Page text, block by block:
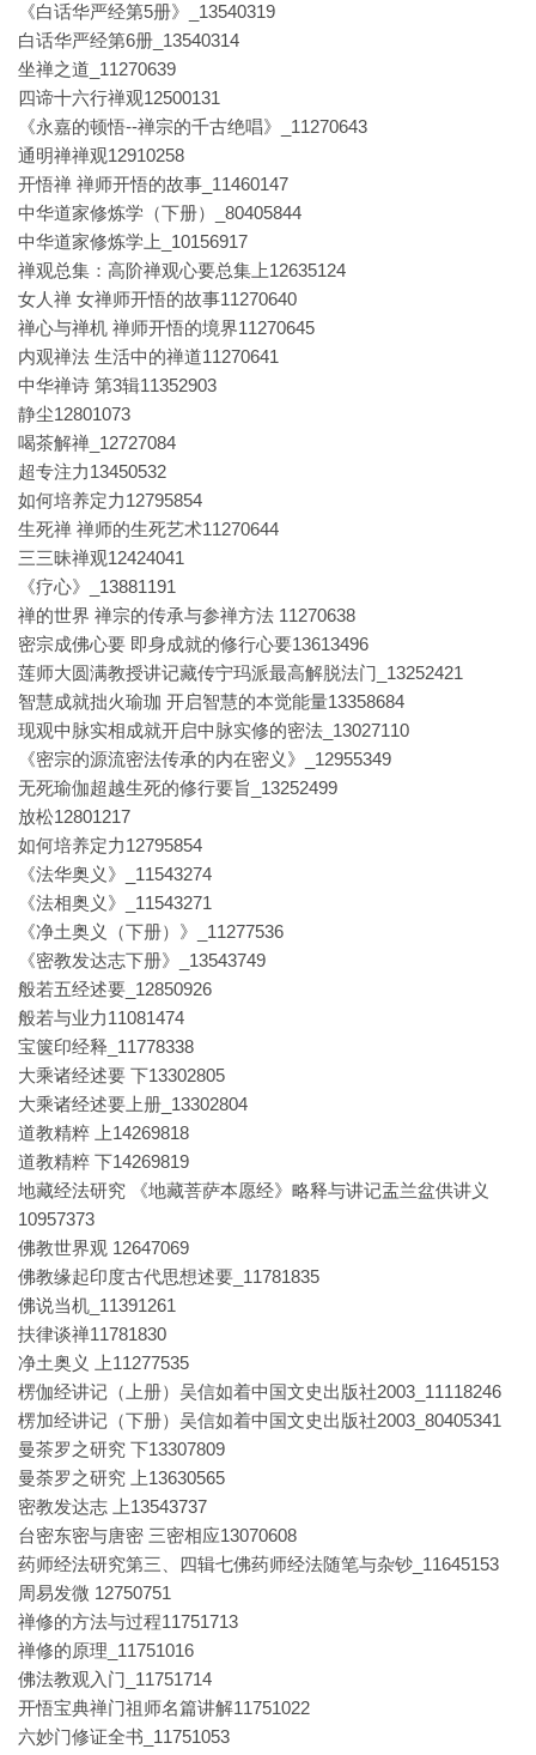
《白话华严经第5册》_13540319
白话华严经第6册_13540314
坐禅之道_11270639
四谛十六行禅观12500131
《永嘉的顿悟--禅宗的千古绝唱》_11270643
通明禅禅观12910258
开悟禅 禅师开悟的故事_11460147
中华道家修炼学（下册）_80405844
中华道家修炼学上_10156917
禅观总集：高阶禅观心要总集上12635124
女人禅 女禅师开悟的故事11270640
禅心与禅机 禅师开悟的境界11270645
内观禅法 生活中的禅道11270641
中华禅诗 第3辑11352903
静尘12801073
喝茶解禅_12727084
超专注力13450532
如何培养定力12795854
生死禅 禅师的生死艺术11270644
三三昧禅观12424041
《疗心》_13881191
禅的世界 禅宗的传承与参禅方法 11270638
密宗成佛心要 即身成就的修行心要13613496
莲师大圆满教授讲记藏传宁玛派最高解脱法门_13252421
智慧成就拙火瑜珈 开启智慧的本觉能量13358684
现观中脉实相成就开启中脉实修的密法_13027110
《密宗的源流密法传承的内在密义》_12955349
无死瑜伽超越生死的修行要旨_13252499
放松12801217
如何培养定力12795854
《法华奥义》_11543274
《法相奥义》_11543271
《净土奥义（下册）》_11277536
《密教发达志下册》_13543749
般若五经述要_12850926
般若与业力11081474
宝箧印经释_11778338
大乘诸经述要 下13302805
大乘诸经述要上册_13302804
道教精粹 上14269818
道教精粹 下14269819
地藏经法研究 《地藏菩萨本愿经》略释与讲记盂兰盆供讲义
10957373
佛教世界观 12647069
佛教缘起印度古代思想述要_11781835
佛说当机_11391261
扶律谈禅11781830
净土奥义 上11277535
楞伽经讲记（上册）吴信如着中国文史出版社2003_11118246
楞加经讲记（下册）吴信如着中国文史出版社2003_80405341
曼茶罗之研究 下13307809
曼荼罗之研究 上13630565
密教发达志 上13543737
台密东密与唐密 三密相应13070608
药师经法研究第三、四辑七佛药师经法随笔与杂钞_11645153
周易发微 12750751
禅修的方法与过程11751713
禅修的原理_11751016
佛法教观入门_11751714
开悟宝典禅门祖师名篇讲解11751022
六妙门修证全书_11751053